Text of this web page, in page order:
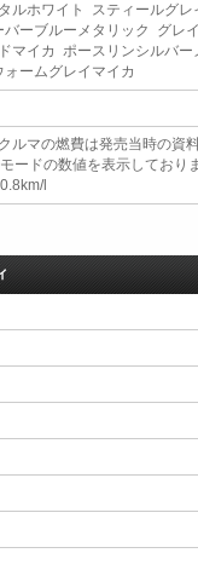
ルホワイト スティールグレ
バーブルーメタリック グレ
マイカ ポースリンシルバー
ォームグレイマイカ
ルマの燃費は発売当時の資
ードの数値を表示しており
l